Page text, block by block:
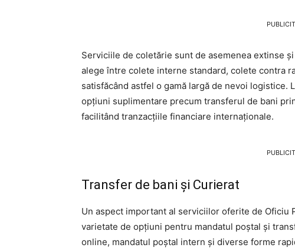
Serviciile de coletărie sunt de asemenea extinse
alege între colete interne standard, colete contra
satisfăcând astfel o gamă largă de nevoi
opțiuni suplimentare precum transferul de bani
facilitând tranzacțiile financiare internaționale.
Transfer de bani și Curierat
Un aspect important al serviciilor oferite de Oficiu
varietate de opțiuni pentru mandatul poștal și
online, mandatul poștal intern și diverse forme